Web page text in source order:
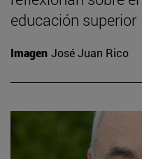
educación superior
Imagen José Juan Rico